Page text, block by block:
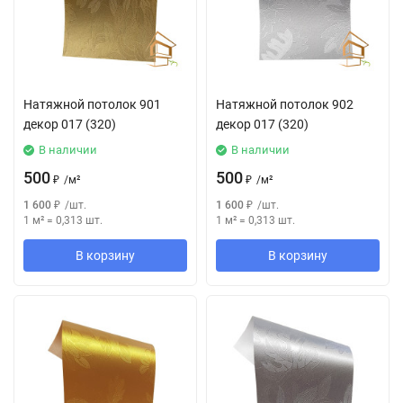
Натяжной потолок 901
декор 017 (320)
В наличии
500 ₽ /м²
1 600 ₽ /шт.
1 м² = 0,313 шт.
В корзину
Натяжной потолок 902
декор 017 (320)
В наличии
500 ₽ /м²
1 600 ₽ /шт.
1 м² = 0,313 шт.
В корзину